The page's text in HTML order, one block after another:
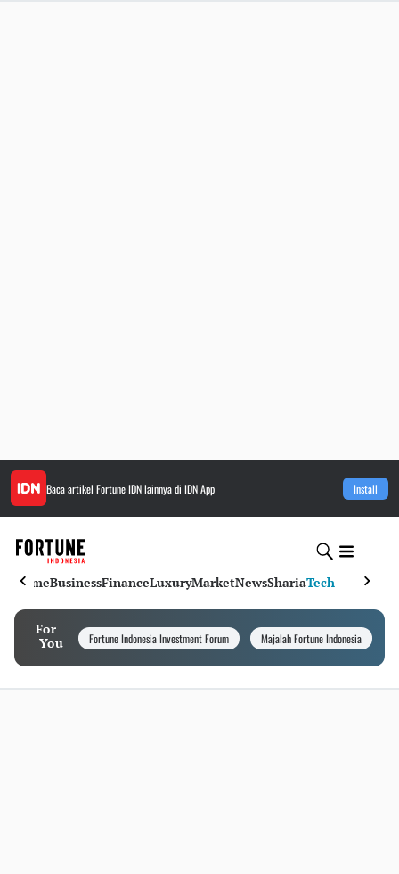
Baca artikel Fortune IDNlainnya di IDN App Install
HomeBusinessFinanceLuxuryMarketNewsShariaTech
For
You
Fortune Indonesia Investment Forum Majalah Fortune Indonesia